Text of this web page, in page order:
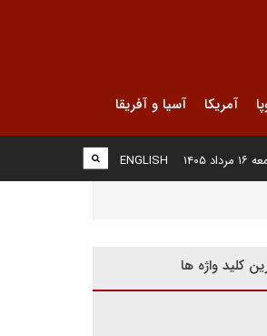
آمریکا آسیا و آفریقا
ENGLISH ۱۴۰۵
کلید واژه ها